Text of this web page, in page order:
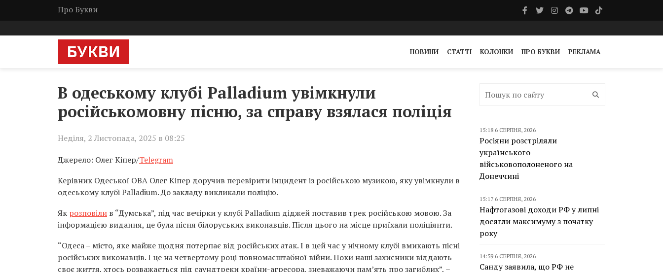
Про Букви
НОВИНИ СТАТТІ КОЛОНКИ ПРО БУКВИ РЕКЛАМА
В одеському клубі Palladium увімкнули
російськомовну пісню, за справу взялася поліція
Неділя, 2 Листопада, 2025 в 08:25
Джерело: Олег Кіпер/Telegram
Керівник Одеської ОВА Олег Кіпер доручив перевірити інцидент із російською музикою, яку увімкнули в
одеському клубі Palladium. До закладу викликали поліцію.
Як розповіли в “Думська”, під час вечірки у клубі Palladium діджей поставив трек російською мовою. За
інформацією видання, це була пісня білоруських виконавців. Після цього на місце приїхали поліціянти.
“Одеса – місто, яке майже щодня потерпає від російських атак. І в цей час у нічному клубі вмикають пісні
російських виконавців. І це на четвертому році повномасштабної війни. Поки наші захисники віддають
своє життя, хтось розважається під саундтреки країни-агресора, зневажаючи пам’ять про загиблих”, –
15:18 6 СЕРПНЯ, 2026
Росіяни розстріляли
українського
військовополоненого на
Донеччині
15:17 6 СЕРПНЯ, 2026
Нафтогазові доходи РФ у липні
досягли максимуму з початку
року
14:59 6 СЕРПНЯ, 2026
Санду заявила, що РФ не